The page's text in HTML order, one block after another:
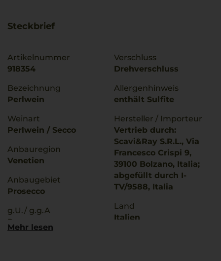
Steckbrief
Artikelnummer
918354
Bezeichnung
Perlwein
Weinart
Perlwein / Secco
Anbauregion
Venetien
Anbaugebiet
Prosecco
g.U./ g.g.A
Prosecco
Verschluss
Drehverschluss
Allergenhinweis
enthält Sulfite
Hersteller / Importeur
Vertrieb durch:
Scavi&Ray S.R.L., Via
Francesco Crispi 9,
39100 Bolzano, Italia;
abgefüllt durch I-
TV/9588, Italia
Land
Italien
Mehr lesen